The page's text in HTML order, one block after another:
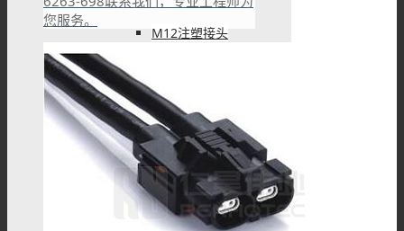
M12注塑接头
M12转接头
M12线束
您服务。